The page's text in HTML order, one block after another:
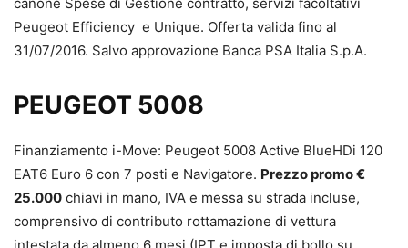
Peugeot Efficiency e Unique. Offerta valida fino al
31/07/2016. Salvo approvazione Banca PSA Italia S.p.A.
PEUGEOT 5008
Finanziamento i-Move: Peugeot 5008 Active BlueHDi 120
EAT6 Euro 6 con 7 posti e Navigatore. Prezzo promo €
25.000 chiavi in mano, IVA e messa su strada incluse,
comprensivo di contributo rottamazione di vettura
intestata da almeno 6 mesi (IPT e imposta di bollo su